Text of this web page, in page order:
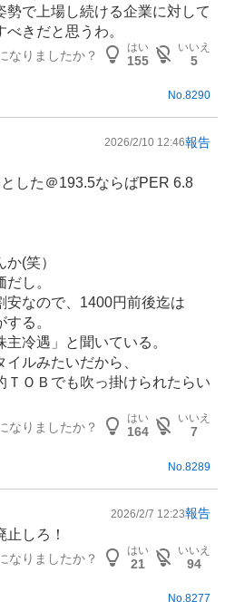
勢で上場し続ける企業に対して
きだと思うわ。
なりましたか？
はい
155
いいえ
5
No.8290
2026/2/10 12:46報告
した＠193.5ならばPER 6.8
(笑）
し。
安なので、1400円前後迄は
る。
冷遇」と聞いている。
ルみたいだから、
ＴＯＢでも吹っ掛けられたらい
なりましたか？
はい
164
いいえ
7
No. 8289
2026/2/7 12:23報告
しろ！
なりましたか？
はい
21
いいえ
94
No.8277